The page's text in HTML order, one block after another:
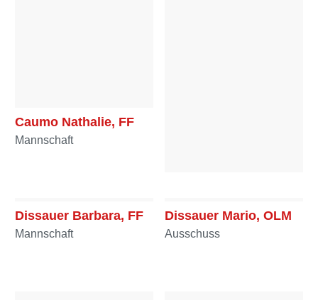
Caumo Nathalie, FF
Mannschaft
Mannschaft
Dissauer Barbara, FF
Mannschaft
Dissauer Mario, OLM
Ausschuss